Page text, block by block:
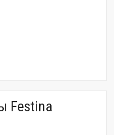
Festina